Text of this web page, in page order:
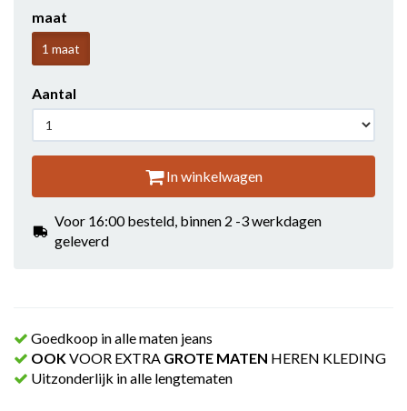
maat
1 maat
Aantal
In winkelwagen
Voor 16:00 besteld, binnen 2 -3 werkdagen
geleverd
Goedkoop in alle maten jeans
OOKVOOR EXTRA GROTE MATEN HEREN KLEDING
Uitzonderlijk in alle lengtematen